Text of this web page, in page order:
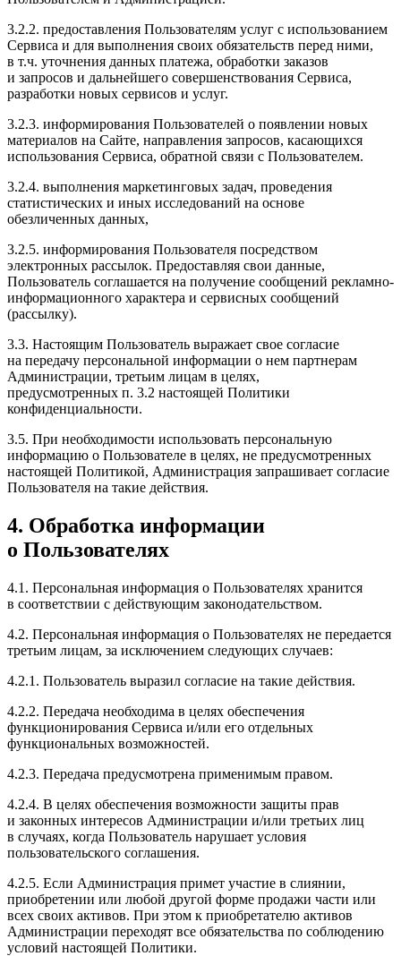
3.2.2. предоставления Пользователям услуг с использованием
Сервиса и для выполнения своих обязательств перед ними,
в т.ч. уточнения данных платежа, обработки заказов
и запросов и дальнейшего совершенствования Сервиса,
разработки новых сервисов и услуг.
3.2.3. информирования Пользователей о появлении новых
материалов на Сайте, направления запросов, касающихся
использования Сервиса, обратной связи с Пользователем.
3.2.4. выполнения маркетинговых задач, проведения
статистических и иных исследований на основе
обезличенных данных,
3.2.5. информирования Пользователя посредством
электронных рассылок. Предоставляя свои данные,
Пользователь соглашается на получение сообщений рекламно-
информационного характера и сервисных сообщений
(рассылку).
3.3. Настоящим Пользователь выражает свое согласие
на передачу персональной информации о нем партнерам
Администрации, третьим лицам в целях,
предусмотренных п. 3.2 настоящей Политики
конфиденциальности.
3.5. При необходимости использовать персональную
информацию о Пользователе в целях, не предусмотренных
настоящей Политикой, Администрация запрашивает согласие
Пользователя на такие действия.
4. Обработка информации
о Пользователях
4.1. Персональная информация о Пользователях хранится
в соответствии с действующим законодательством.
4.2. Персональная информация о Пользователях не передается
третьим лицам, за исключением следующих случаев:
4.2.1. Пользователь выразил согласие на такие действия.
4.2.2. Передача необходима в целях обеспечения
функционирования Сервиса и/или его отдельных
функциональных возможностей.
4.2.3. Передача предусмотрена применимым правом.
4.2.4. В целях обеспечения возможности защиты прав
и законных интересов Администрации и/или третьих лиц
в случаях, когда Пользователь нарушает условия
пользовательского соглашения.
4.2.5. Если Администрация примет участие в слиянии,
приобретении или любой другой форме продажи части или
всех своих активов. При этом к приобретателю активов
Администрации переходят все обязательства по соблюдению
условий настоящей Политики.